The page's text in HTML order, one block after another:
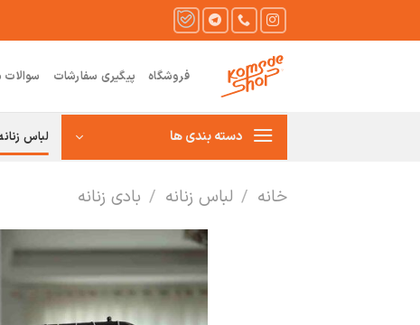
فروشگاه پیگیری سفارشات سوالات
دسته بندی ها لباس
خانه / لباس زنانه / بادی زنانه